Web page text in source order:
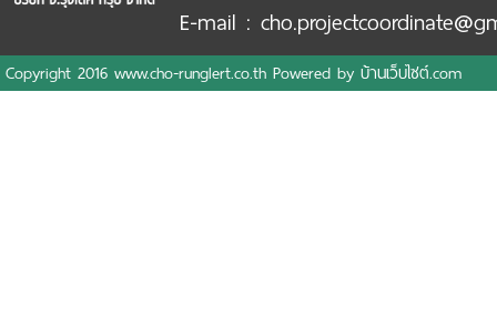
E-mail :
Copyright 2016 www.cho-runglert.co.th Powered by บ้านเว็บไซต์.com